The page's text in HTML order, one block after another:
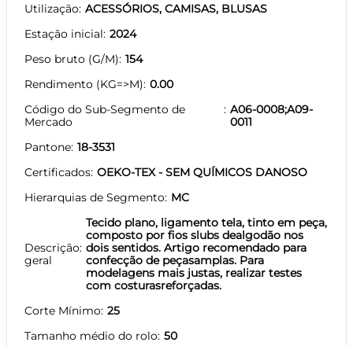
Utilização ACESSÓRIOS, CAMISAS, BLUSAS
Estação inicial 2024
Peso bruto (G/M) 154
Rendimento (KG=>M) 0.00
Código do Sub-Segmento de
Mercado
A06-0008;A09-
0011
Pantone 18-3531
Certificados OEKO-TEX - SEM QUÍMICOS DANOSO
Hierarquias de Segmento MC
Descrição
geral
Tecido plano, ligamento tela, tinto em peça,
composto por fios slubs dealgodão nos
dois sentidos. Artigo recomendado para
confecção de peçasamplas. Para
modelagens mais justas, realizar testes
com costurasreforçadas.
Corte Mínimo 25
Tamanho médio do rolo 50